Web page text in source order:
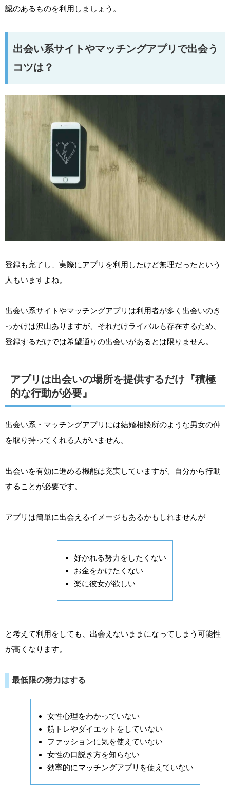
認のあるものを利用しましょう。
出会い系サイトやマッチングアプリで出会う
コツは？
登録も完了し、実際にアプリを利用したけど無理だったという
人もいますよね。
出会い系サイトやマッチングアプリは利用者が多く出会いのき
っかけは沢山ありますが、それだけライバルも存在するため、
登録するだけでは希望通りの出会いがあるとは限りません。
アプリは出会いの場所を提供するだけ『積極
的な行動が必要』
出会い系・マッチングアプリには結婚相談所のような男女の仲
を取り持ってくれる人がいません。
出会いを有効に進める機能は充実していますが、自分から行動
することが必要です。
アプリは簡単に出会えるイメージもあるかもしれませんが
好かれる努力をしたくない
お金をかけたくない
楽に彼女が欲しい
と考えて利用をしても、出会えないままになってしまう可能性
が高くなります。
最低限の努力はする
女性心理をわかっていない
筋トレやダイエットをしていない
ファッションに気を使えていない
女性の口説き方を知らない
効率的にマッチングアプリを使えていない